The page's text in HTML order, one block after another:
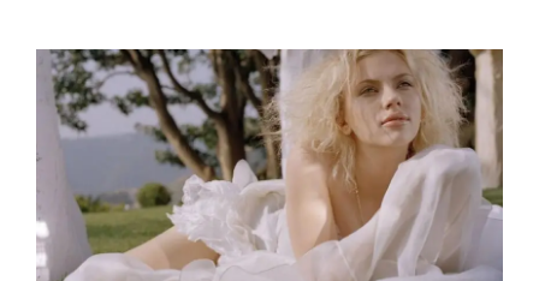
FILMO
„HOBITAS:
SMOGO
DYKYNĖ“
ANONSAS